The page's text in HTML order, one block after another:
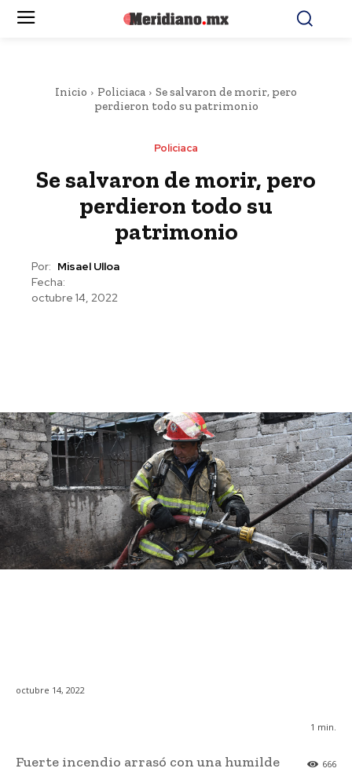
Inicio Policiaca
Se salvaron de morir, pero
perdieron todo su patrimonio
Policiaca
Se salvaron de morir, pero
perdieron todo su
patrimonio
Por: Misael Ulloa
Fecha:
octubre 14, 2022
octubre 14, 2022
1 min.
666
Fuerte incendio arrasó con una humilde